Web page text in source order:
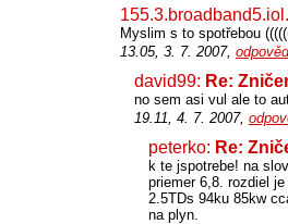
Myslim s to spotřebou
13.05, 3. 7. 2007,
david99: Re:
no sem asi vul ale to
19.11, 4. 7. 2007,
peterko: Re:
k te jspotrebe! na
priemer 6,8. rozdiel
2.5TDs 94ku 85kw
na plyn.